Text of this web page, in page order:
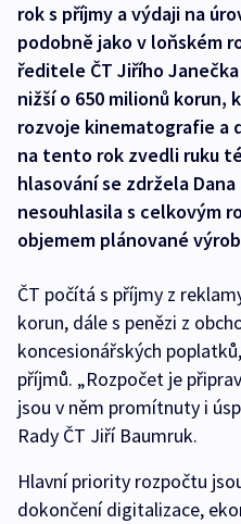
rok s příjmy a výdaji na
podobně jako v loňském
ředitele ČT Jiřího
nižší o 650 milionů korun,
rozvoje kinematografie a
na tento rok zvedli ruku
hlasování se zdržela
nesouhlasila s celkovým
objemem plánované
ČT počítá s příjmy z
korun, dále s penězi z
koncesionářských
příjmů. „Rozpočet je
jsou v něm promítnuty i
Rady ČT Jiří Baumruk.
Hlavní priority rozpočtu
dokončení digitalizace,